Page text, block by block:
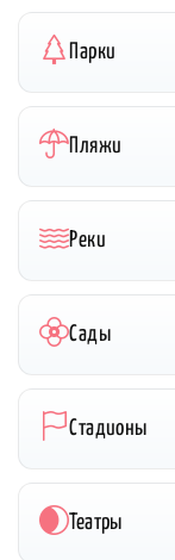
Парки
Пляжи
Реки
Сады
Стадионы
Театры